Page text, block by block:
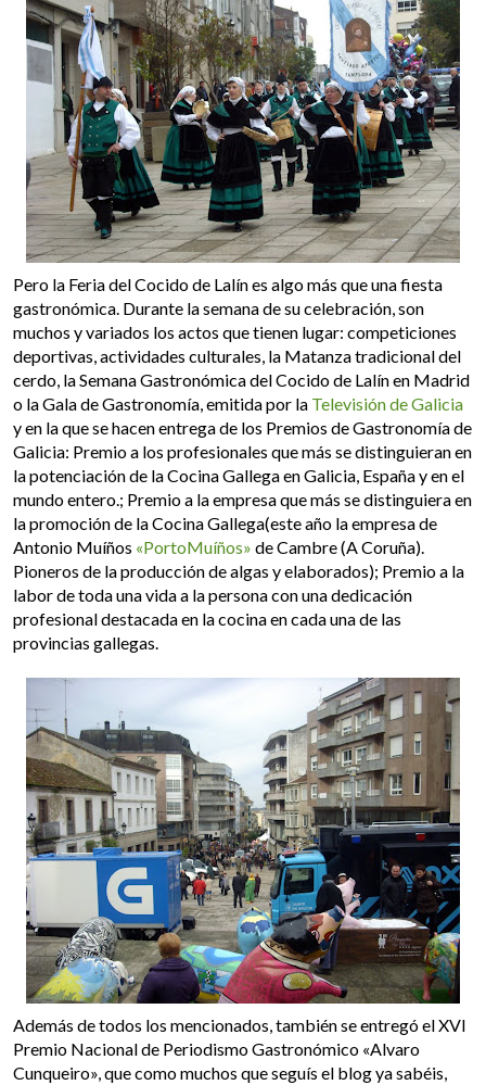
Pero la Feria del Cocido de Lalín es algo más que una fiesta
gastronómica. Durante la semana de su celebración, son
muchos y variados los actos que tienen lugar: competiciones
deportivas, actividades culturales, la Matanza tradicional del
cerdo, la Semana Gastronómica del Cocido de Lalín en Madrid
o la Gala de Gastronomía, emitida por la Televisión de Galicia
y en la que se hacen entrega de los Premios de Gastronomía de
Galicia: Premio a los profesionales que más se distinguieran en
la potenciación de la Cocina Gallega en Galicia, España y en el
mundo entero.; Premio a la empresa que más se distinguiera en
la promoción de la Cocina Gallega(este año la empresa de
Antonio Muíños «PortoMuíños» de Cambre (A Coruña).
Pioneros de la producción de algas y elaborados); Premio a la
labor de toda una vida a la persona con una dedicación
profesional destacada en la cocina en cada una de las
provincias gallegas.
Además de todos los mencionados, también se entregó elXVI
Premio Nacional de Periodismo Gastronómico «Alvaro
Cunqueiro», que como muchos que seguís el blog ya sabéis,